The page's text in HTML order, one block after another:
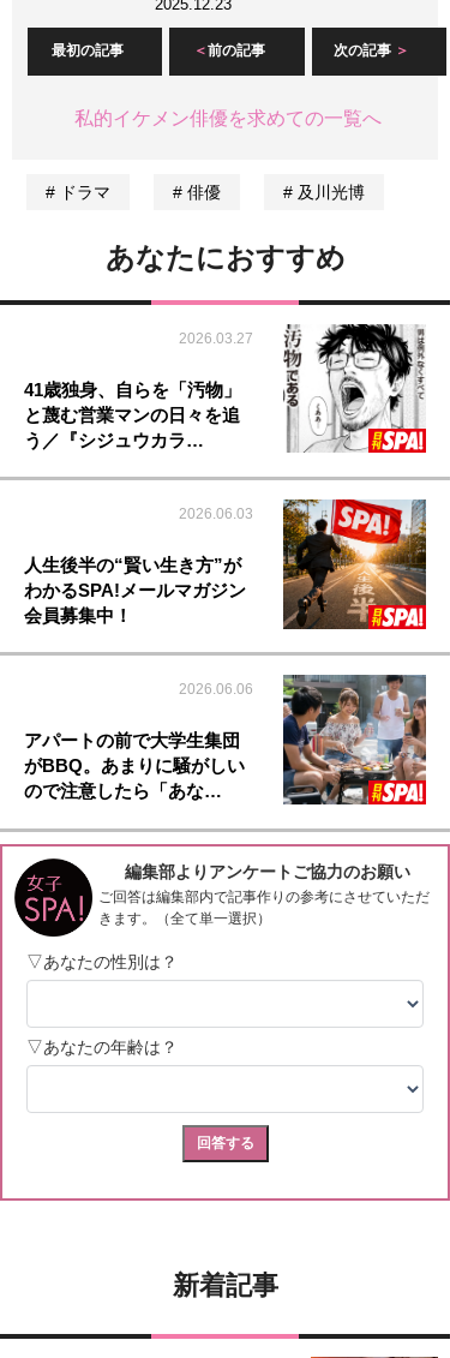
2025.12.23
最初の記事 前の記事 次の記事
私的イケメン俳優を求めての一覧へ
ドラマ 俳優 及川光博
あなたにおすすめ
2026.03.27
41歳独身、自らを「汚物」
と蔑む営業マンの日々を追
う／『シジュウカラ…
2026.06.03
人生後半の“賢い生き方”が
わかるSPA!メールマガジン
会員募集中！
2026.06.06
アパートの前で大学生集団
がBBQ。あまりに騒がしい
ので注意したら「あな…
新着記事